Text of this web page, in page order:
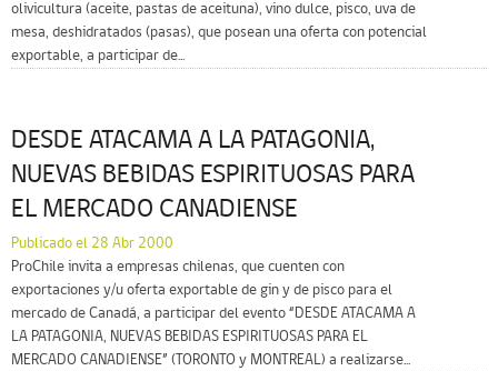
olivicultura (aceite, pastas de aceituna), vino dulce, pisco, uva de
mesa, deshidratados (pasas), que posean una oferta con potencial
exportable, a participar de...
DESDE ATACAMA A LA PATAGONIA,
NUEVAS BEBIDAS ESPIRITUOSAS PARA
EL MERCADO CANADIENSE
Publicado el 28 Abr 2000
ProChile invita a empresas chilenas, que cuenten con
exportaciones y/u oferta exportable de gin y de pisco para el
mercado de Canadá, a participar del evento “DESDE ATACAMA A
LA PATAGONIA, NUEVAS BEBIDAS ESPIRITUOSAS PARA EL
MERCADO CANADIENSE” (TORONTO y MONTREAL) a realizarse...